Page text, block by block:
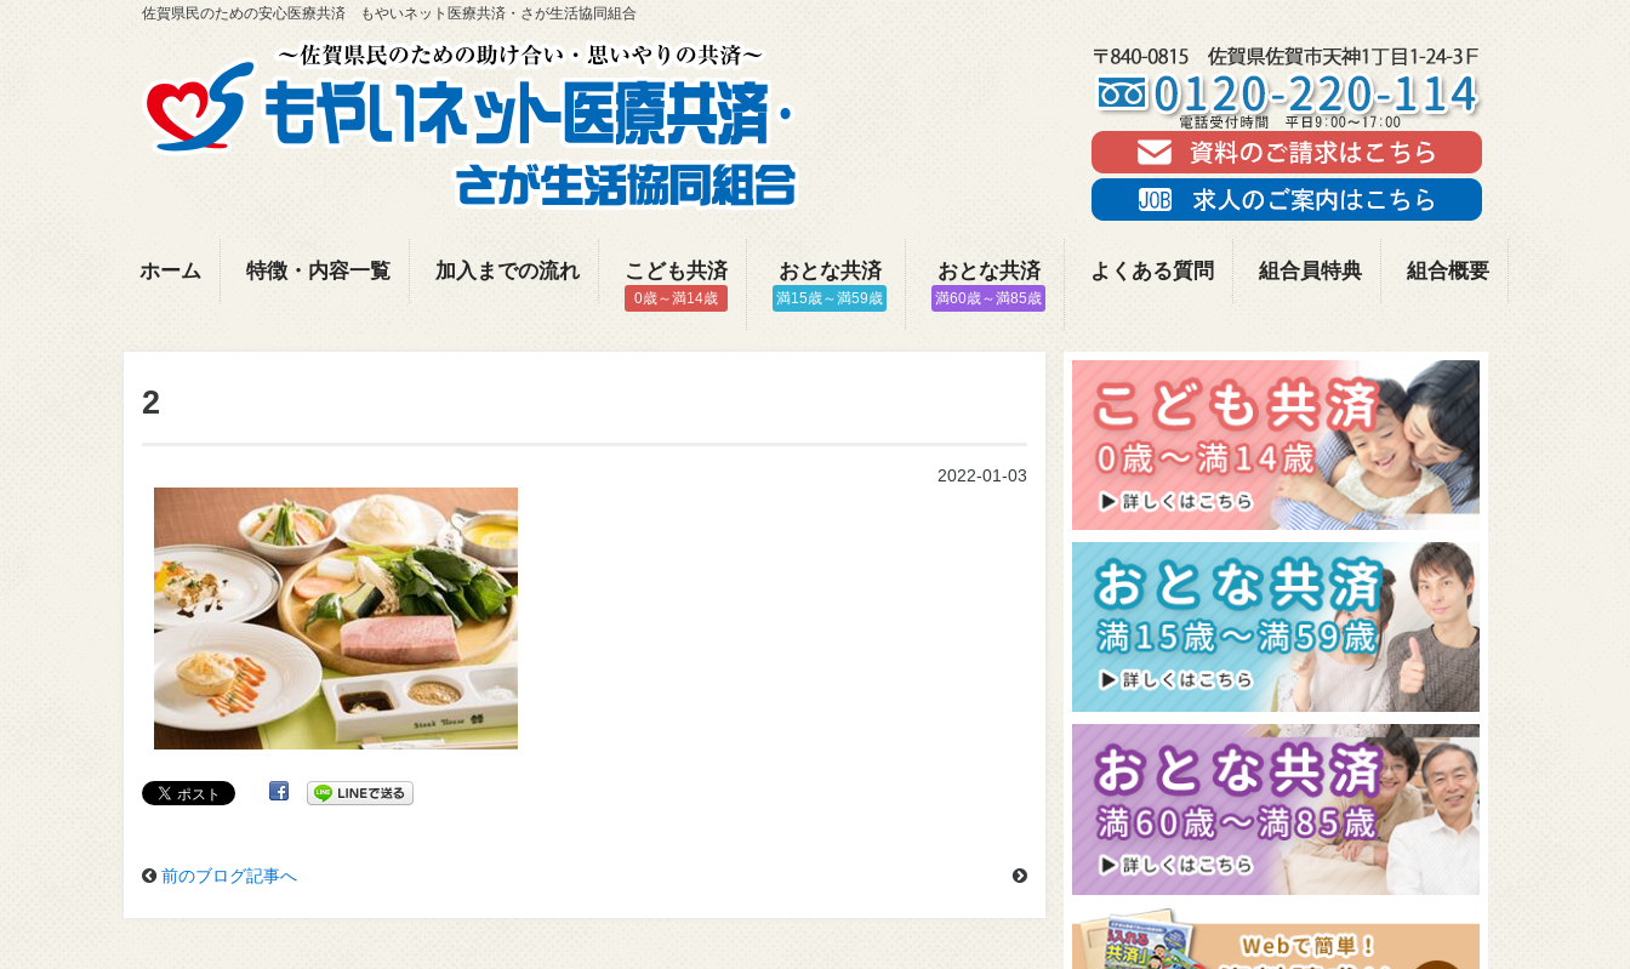
佐賀県民のための安心医療共済 もやいネット医療共済・さが生活協同組合
ホーム 特徴・内容一覧 加入までの流れ こども共済
0歳～満14歳
おとな共済
満15歳～満59歳
おとな共済
満60歳～満85歳
よくある質問 組合員特典 組合概要
2
2022-01-03
前のブログ記事へ